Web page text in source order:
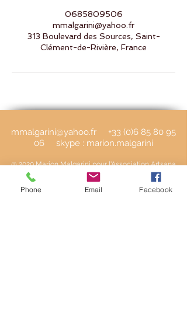
0685809506
mmalgarini@yahoo.fr
313 Boulevard des Sources, Saint-
Clément-de-Rivière, France
mmalgarini@yahoo.fr
+33 (0)6 85 80 95
06 ​ skype : marion.malgarini
@ 2020 Marion Malgarini pour l'Association Artsana
Membre de Spirale, la santé ensemble
Phone Email Facebook